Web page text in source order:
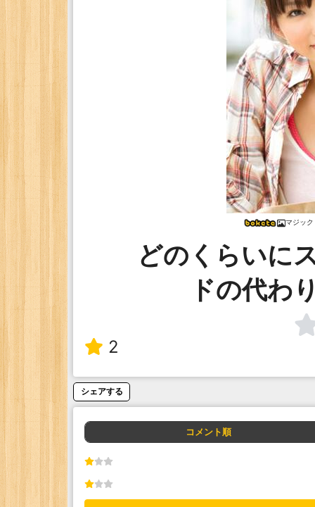
マジッ
どのくらいに
ドの代わ
2
シェアする
コメント順